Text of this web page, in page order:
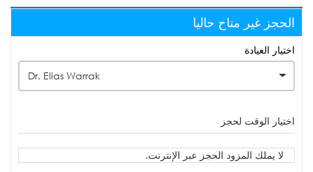
الحجز غير متاح حاليا
اختيار العيادة
Dr. Elias Warrak
اختيار الوقت لحجز
لا يملك المزود الحجز عبر الإنترنت.